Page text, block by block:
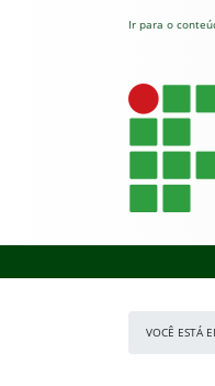
Ir para o
VOCÊ ESTÁ